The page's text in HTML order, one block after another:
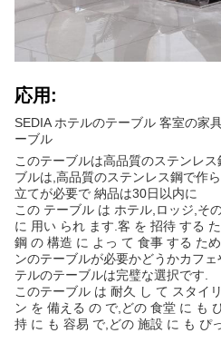
応用:
SEDIA ホテルのテーブル 客室の家
ーブル
このテーブルは高品質のステンレ
ブルは,高品質のステンレス鋼で作
立てが必要で 納品は30日以内に
この テーブル は ホテル,ロッジ,そ
に 用い られ ます.客 を 招待 する
鋼 の 構造 に よっ て 食事 する た
ンのテーブルが必要かどうかカフ
テルのテーブルは完璧な選択です.
このテーブル は 耐久 し て スタイ
ン を 備える の で,どの 食堂 に も
持 に も 容易 で,どの 施設 に も ぴ